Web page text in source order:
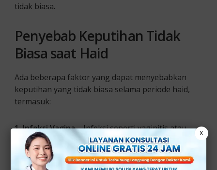
tidak biasa.
Penyebab Keputihan Tidak
Biasa saat Haid
Ada beberapa faktor yang dapat menyebabkan
keputihan yang tidak biasa selama periode haid,
termasuk:
1. Infeksi Vagina– Infeksi seperti vaginitis atau
infeksi ragi dapat menyebabkan perubahan dalam
keputihan.
X